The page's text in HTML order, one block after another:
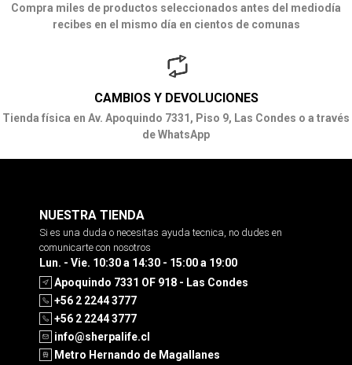
Compra miles de productos seleccionados antes del mediodía
recibes en el mismo día en cientos de comunas
CAMBIOS Y DEVOLUCIONES
Tienda física en Av. Apoquindo 7331, Piso 9, Las Condes o a través
de WhatsApp
NUESTRA TIENDA
Si es una duda o necesitas ayuda tecnica, no dudes en
comunicarte con nosotros
Lun. - Vie. 10:30 a 14:30 - 15:00 a 19:00
Apoquindo 7331 OF 918 - Las Condes
+56 2 2244 3777
+56 2 2244 3777
info@sherpalife.cl
Metro Hernando de Magallanes